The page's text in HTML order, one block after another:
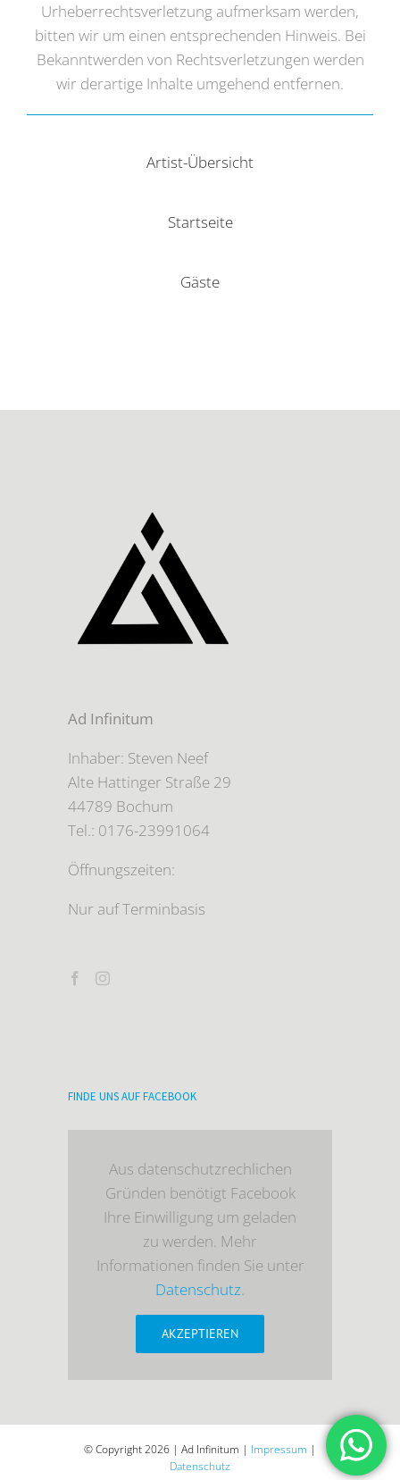
Urheberrechtsverletzung aufmerksam werden,
bitten wir um einen entsprechenden Hinweis. Bei
Bekanntwerden von Rechtsverletzungen werden
wir derartige Inhalte umgehend entfernen.
Artist-Übersicht
Startseite
Gäste
Ad Infinitum
Inhaber: Steven Neef
Alte Hattinger Straße 29
44789 Bochum
Tel.: 0176-23991064
Öffnungszeiten:
Nur auf Terminbasis
FINDE UNS AUF FACEBOOK
Aus datenschutzrechlichen
Gründen benötigt Facebook
Ihre Einwilligung um geladen
zu werden. Mehr
Informationen finden Sie unter
Datenschutz.
AKZEPTIEREN
© Copyright2026 | Ad Infinitum | Impressum |
Datenschutz